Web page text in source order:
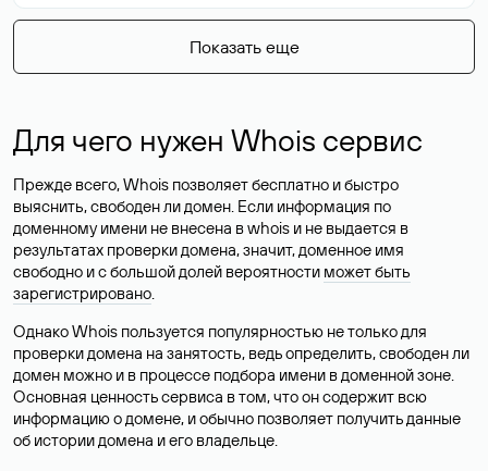
Показать еще
Для чего нужен Whois сервис
Прежде всего, Whois позволяет бесплатно и быстро
выяснить, свободен ли домен. Если информация по
доменному имени не внесена в whois и не выдается в
результатах проверки домена, значит, доменное имя
свободно и с большой долей вероятности может быть
зарегистрировано.
Однако Whois пользуется популярностью не только для
проверки домена на занятость, ведь определить, свободен ли
домен можно и в процессе подбора имени в доменной зоне.
Основная ценность сервиса в том, что он содержит всю
информацию о домене, и обычно позволяет получить данные
об истории домена и его владельце.